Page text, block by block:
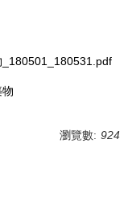
瀏覽數: 924